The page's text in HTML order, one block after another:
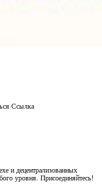
Ссылка
и децентрализованных
уровня. Присоединяйтесь!